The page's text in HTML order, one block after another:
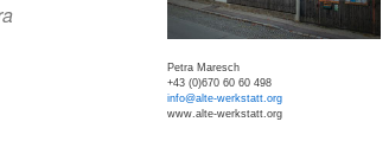
Petra Maresch
+43 (0)670 60 60 498
info@alte-werkstatt.org
www.alte-werkstatt.org